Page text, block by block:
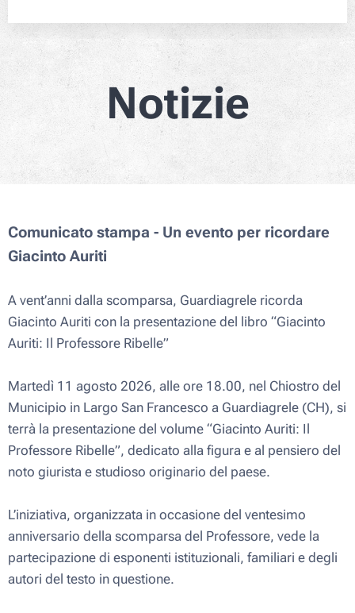
Notizie
Comunicato stampa - Un evento per ricordare
Giacinto Auriti
A vent’anni dalla scomparsa, Guardiagrele ricorda
Giacinto Auriti con la presentazione del libro “Giacinto
Auriti: Il Professore Ribelle”
Martedì 11 agosto 2026, alle ore 18.00, nel Chiostro del
Municipio in Largo San Francesco a Guardiagrele (CH), si
terrà la presentazione del volume “Giacinto Auriti: Il
Professore Ribelle”, dedicato alla figura e al pensiero del
noto giurista e studioso originario del paese.
L’iniziativa, organizzata in occasione del ventesimo
anniversario della scomparsa del Professore, vede la
partecipazione di esponenti istituzionali, familiari e degli
autori del testo in questione.